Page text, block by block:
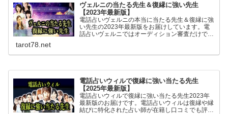
ヴェルニの当たる先生＆復縁に強い先生
【2023年最新版】
電話占いヴェルニの本当に当たる先生＆復縁に強
い先生の2023年最新版をお届けしています。電
話占いヴェルニではオーディション審査だけでな
います。
tarot78.net
電話占いウィルで復縁に強い当たる先生
【2025年最新版】
電話占いウィルで復縁に強い当たる先生2023年
最新版のお届けです。電話占いウィルは復縁や縁
結びに特化された占い師が在籍し口コミでも評